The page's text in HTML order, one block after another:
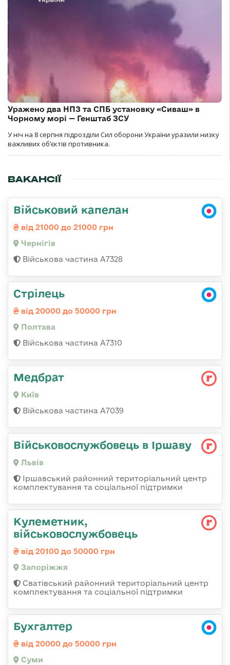
Уражено два НПЗ та СПБ установку «Сиваш» в
Чорному морі — Генштаб ЗСУ
У ніч на 8 серпня підрозділи Сил оборони України уразили низку
важливих об’єктів противника.
ВАКАНСІЇ
Військовий капелан
від 21000 до 21000 грн
Чернігів
Військова частина А7328
Стрілець
від 20000 до 50000 грн
Полтава
Військова частина A7310
Медбрат
Київ
Військова частина А7039
Військовослужбовець в Іршаву
Львів
Іршавський районний територіальний центр
комплектування та соціальної підтримки
Кулеметник,
військовослужбовець
від 20100 до 50000 грн
Запоріжжя
Сватівський районний територіальний центр
комплектування та соціальної підтримки
Бухгалтер
від 20000 до 50000 грн
Суми